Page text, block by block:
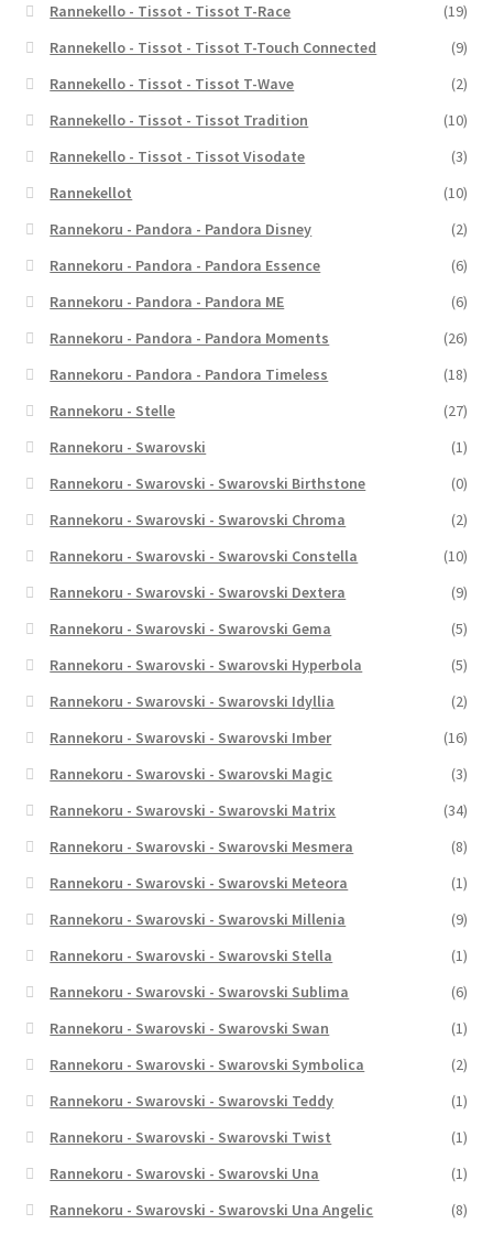
Rannekello - Tissot - Tissot T-Race
(19)
Rannekello - Tissot - Tissot T-Touch Connected
(9)
Rannekello - Tissot - Tissot T-Wave
(2)
Rannekello - Tissot - Tissot Tradition
(10)
Rannekello - Tissot - Tissot Visodate
(3)
Rannekellot
(10)
Rannekoru - Pandora - Pandora Disney
(2)
Rannekoru - Pandora - Pandora Essence
(6)
Rannekoru - Pandora - Pandora ME
(6)
Rannekoru - Pandora - Pandora Moments
(26)
Rannekoru - Pandora - Pandora Timeless
(18)
Rannekoru - Stelle
(27)
Rannekoru - Swarovski
(1)
Rannekoru - Swarovski - Swarovski Birthstone
(0)
Rannekoru - Swarovski - Swarovski Chroma
(2)
Rannekoru - Swarovski - Swarovski Constella
(10)
Rannekoru - Swarovski - Swarovski Dextera
(9)
Rannekoru - Swarovski - Swarovski Gema
(5)
Rannekoru - Swarovski - Swarovski Hyperbola
(5)
Rannekoru - Swarovski - Swarovski Idyllia
(2)
Rannekoru - Swarovski - Swarovski Imber
(16)
Rannekoru - Swarovski - Swarovski Magic
(3)
Rannekoru - Swarovski - Swarovski Matrix
(34)
Rannekoru - Swarovski - Swarovski Mesmera
(8)
Rannekoru - Swarovski - Swarovski Meteora
(1)
Rannekoru - Swarovski - Swarovski Millenia
(9)
Rannekoru - Swarovski - Swarovski Stella
(1)
Rannekoru - Swarovski - Swarovski Sublima
(6)
Rannekoru - Swarovski - Swarovski Swan
(1)
Rannekoru - Swarovski - Swarovski Symbolica
(2)
Rannekoru - Swarovski - Swarovski Teddy
(1)
Rannekoru - Swarovski - Swarovski Twist
(1)
Rannekoru - Swarovski - Swarovski Una
(1)
Rannekoru - Swarovski - Swarovski Una Angelic
(8)